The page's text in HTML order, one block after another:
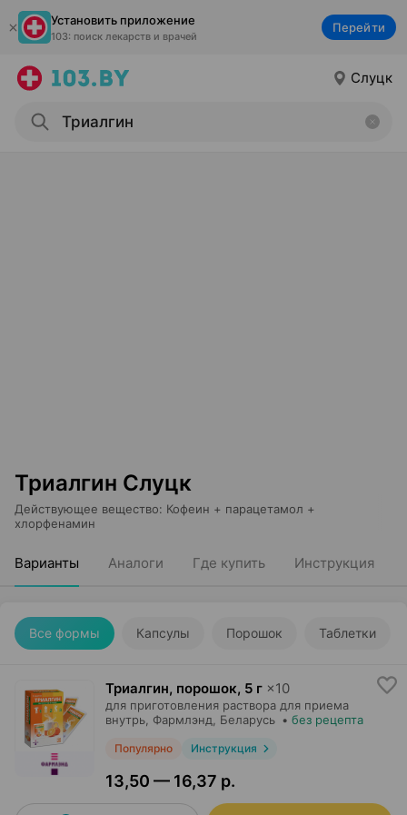
Установить приложение
103: поиск лекарств и врачей
Перейти
Слуцк
Триалгин Слуцк
Действующее вещество: Кофеин + парацетамол +
хлорфенамин
Варианты Аналоги Где купить Инструкция
Все формы Капсулы Порошок Таблетки
Триалгин, порошок, 5 г ×10
для приготовления раствора для приема
внутрь, Фармлэнд , Беларусь • без рецепта
Популярно Инструкция
13,50 — 16,37 р.